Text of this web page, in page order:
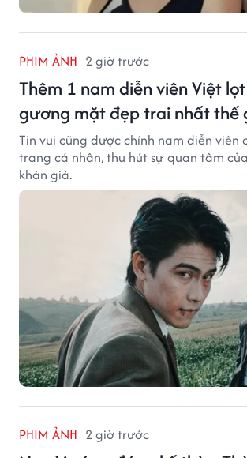
PHIM ẢNH 2 giờ trước
Thêm 1 nam diễn viên Việt
gương mặt đẹp trai nhất thế
Tin vui cũng được chính nam diễn viên
trang cá nhân, thu hút sự quan tâm
khán giả.
PHIM ẢNH 2 giờ trước